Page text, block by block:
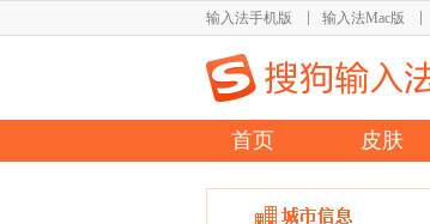
输入法手机版 输入法Mac版
首页 皮肤